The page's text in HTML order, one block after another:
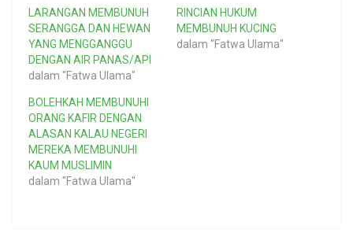
LARANGAN MEMBUNUH
SERANGGA DAN HEWAN
YANG MENGGANGGU
DENGAN AIR PANAS/API
dalam "Fatwa Ulama"
RINCIAN HUKUM
MEMBUNUH KUCING
dalam "Fatwa Ulama"
BOLEHKAH MEMBUNUHI
ORANG KAFIR DENGAN
ALASAN KALAU NEGERI
MEREKA MEMBUNUHI
KAUM MUSLIMIN
dalam "Fatwa Ulama"